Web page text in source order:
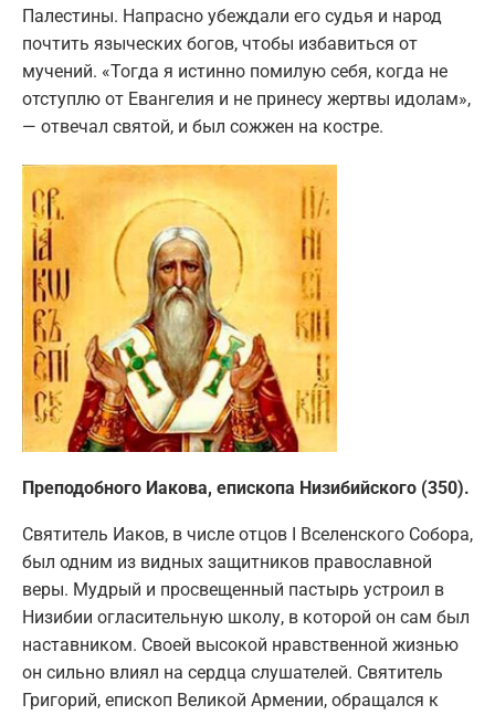
Палестины. Напрасно убеждали его судья и народ
почтить языческих богов, чтобы избавиться от
мучений. «Тогда я истинно помилую себя, когда не
отступлю от Евангелия и не принесу жертвы идолам»,
— отвечал святой, и был сожжен на костре.
Преподобного Иакова, епископа Низибийского (350).
Святитель Иаков, в числе отцов I Вселенского Собора,
был одним из видных защитников православной
веры. Мудрый и просвещенный пастырь устроил в
Низибии огласительную школу, в которой он сам был
наставником. Своей высокой нравственной жизнью
он сильно влиял на сердца слушателей. Святитель
Григорий, епископ Великой Армении, обращался к